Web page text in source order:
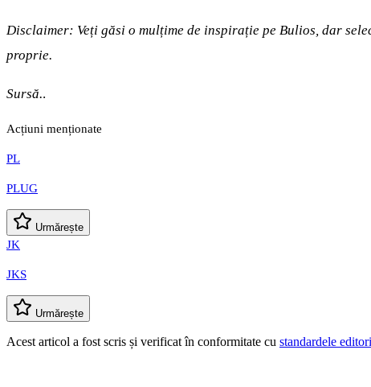
Disclaimer: Veți găsi o mulțime de inspirație pe Bulios, dar
proprie.
Sursă..
Acțiuni menționate
PL
PLUG
Urmărește
JK
JKS
Urmărește
Acest articol a fost scris și verificat în conformitate cu standardele